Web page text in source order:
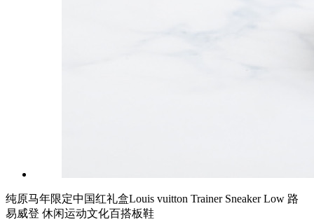
纯原马年限定中国红礼盒Louis vuitton Trainer Sneaker Low 路
易威登 休闲运动文化百搭板鞋